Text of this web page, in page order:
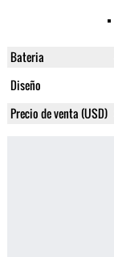
Bateria
Diseño
Precio de venta (USD)